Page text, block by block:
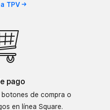
TPV
pago
de compra o
en línea Square.